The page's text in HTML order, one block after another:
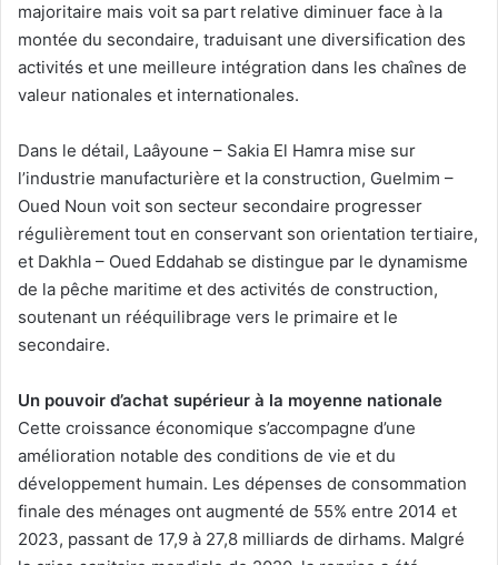
majoritaire mais voit sa part relative diminuer face à la
montée du secondaire, traduisant une diversification des
activités et une meilleure intégration dans les chaînes de
valeur nationales et internationales.
Dans le détail, Laâyoune – Sakia El Hamra mise sur
l’industrie manufacturière et la construction, Guelmim –
Oued Noun voit son secteur secondaire progresser
régulièrement tout en conservant son orientation tertiaire,
et Dakhla – Oued Eddahab se distingue par le dynamisme
de la pêche maritime et des activités de construction,
soutenant un rééquilibrage vers le primaire et le
secondaire.
Un pouvoir d’achat supérieur à la moyenne nationale
Cette croissance économique s’accompagne d’une
amélioration notable des conditions de vie et du
développement humain. Les dépenses de consommation
finale des ménages ont augmenté de 55% entre 2014 et
2023, passant de 17,9 à 27,8 milliards de dirhams. Malgré